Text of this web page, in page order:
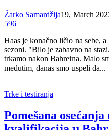
Žarko Samardžija19, March
596
Haas je konačno ličio na sebe,
sezoni. "Bilo je zabavno na
trkamo nakon Bahreina. Malo
međutim, danas smo uspeli da...
Trke i testiranja
Pomešana